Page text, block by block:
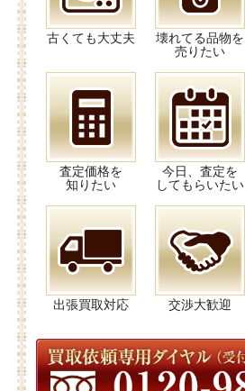
古くても大丈夫
壊れてる品物を
売りたい
査定価格を
知りたい
今日、査定を
してもらいたい
出張買取対応 交渉大歓迎